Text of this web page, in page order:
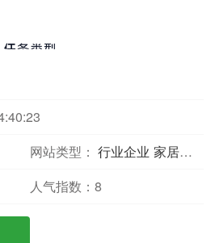
网站类型： 行业企业 家居小商品
人气指数： 8